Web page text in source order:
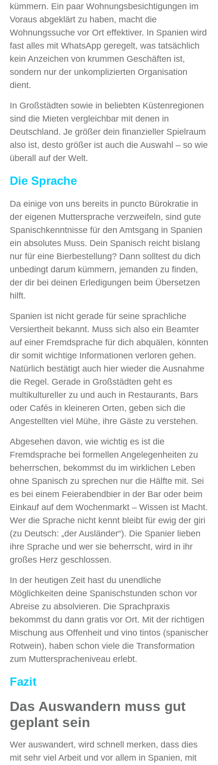
kümmern. Ein paar Wohnungsbesichtigungen im
Voraus abgeklärt zu haben, macht die
Wohnungssuche vor Ort effektiver. In Spanien wird
fast alles mit WhatsApp geregelt, was tatsächlich
kein Anzeichen von krummen Geschäften ist,
sondern nur der unkomplizierten Organisation
dient.
In Großstädten sowie in beliebten Küstenregionen
sind die Mieten vergleichbar mit denen in
Deutschland. Je größer dein finanzieller Spielraum
also ist, desto größer ist auch die Auswahl – so wie
überall auf der Welt.
Die Sprache
Da einige von uns bereits in puncto Bürokratie in
der eigenen Muttersprache verzweifeln, sind gute
Spanischkenntnisse für den Amtsgang in Spanien
ein absolutes Muss. Dein Spanisch reicht bislang
nur für eine Bierbestellung? Dann solltest du dich
unbedingt darum kümmern, jemanden zu finden,
der dir bei deinen Erledigungen beim Übersetzen
hilft.
Spanien ist nicht gerade für seine sprachliche
Versiertheit bekannt. Muss sich also ein Beamter
auf einer Fremdsprache für dich abquälen, könnten
dir somit wichtige Informationen verloren gehen.
Natürlich bestätigt auch hier wieder die Ausnahme
die Regel. Gerade in Großstädten geht es
multikultureller zu und auch in Restaurants, Bars
oder Cafés in kleineren Orten, geben sich die
Angestellten viel Mühe, ihre Gäste zu verstehen.
Abgesehen davon, wie wichtig es ist die
Fremdsprache bei formellen Angelegenheiten zu
beherrschen, bekommst du im wirklichen Leben
ohne Spanisch zu sprechen nur die Hälfte mit. Sei
es bei einem Feierabendbier in der Bar oder beim
Einkauf auf dem Wochenmarkt – Wissen ist Macht.
Wer die Sprache nicht kennt bleibt für ewig der giri
(zu Deutsch: „der Ausländer“). Die Spanier lieben
ihre Sprache und wer sie beherrscht, wird in ihr
großes Herz geschlossen.
In der heutigen Zeit hast du unendliche
Möglichkeiten deine Spanischstunden schon vor
Abreise zu absolvieren. Die Sprachpraxis
bekommst du dann gratis vor Ort. Mit der richtigen
Mischung aus Offenheit und vino tintos (spanischer
Rotwein), haben schon viele die Transformation
zum Mutterspracheniveau erlebt.
Fazit
Das Auswandern muss gut
geplant sein
Wer auswandert, wird schnell merken, dass dies
mit sehr viel Arbeit und vor allem in Spanien, mit